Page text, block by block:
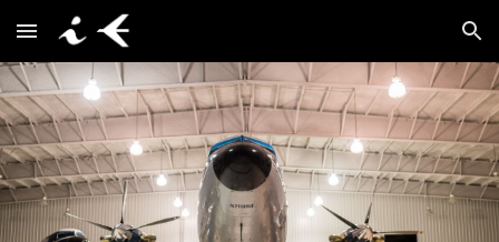
Skip to main content Skip to navigation